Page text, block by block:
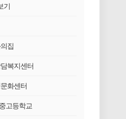
기
집
복지센터
화센터
고등학교